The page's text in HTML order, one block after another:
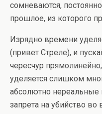
сомневаются,
прошлое, из которого
Изрядно времени
(привет Стреле), и
чересчур
уделяется слишком
абсолютно нереальные
запрета на убийство